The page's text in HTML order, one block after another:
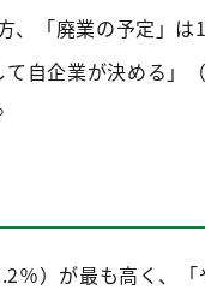
「廃業の予定」は
自企業が決める」
）が最も高く、「